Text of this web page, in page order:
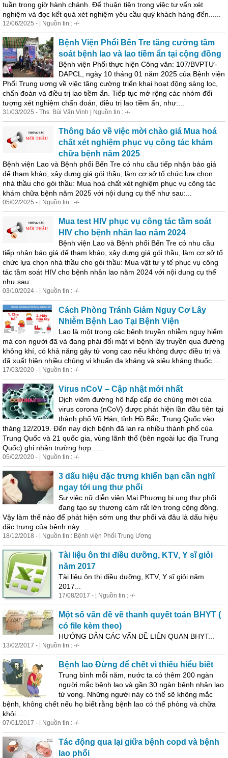
tuần trong giờ hành chánh. Để thuận tiện trong việc tư vấn xét
nghiệm và đọc kết quả xét nghiệm yêu cầu quý khách hàng đến......
12/06/2025 - | Nguồn tin : -/-
Bệnh Viện Phổi Bến Tre tăng cường tầm
soát bệnh lao và lao tiềm ẩn tại cộng đồng
Bệnh viện Phổi thực hiện Công văn: 107/BVPTƯ-
DAPCL, ngày 10 tháng 01 năm 2025 của Bệnh viện
Phổi Trung ương về việc tăng cường triển khai hoạt động sàng lọc,
chẩn đoán và điều trị lao tiềm ẩn. Tiếp tục mở rộng các nhóm đối
tượng xét nghiệm chẩn đoán, điều trị lao tiềm ẩn, như:...
31/03/2025 - Ths. Bùi Văn Vinh | Nguồn tin : -/-
Thông báo về việc mời chào giá Mua hoá
chất xét nghiệm phục vụ công tác khám
chữa bệnh năm 2025
Bệnh viện Lao và Bệnh phổi Bến Tre có nhu cầu tiếp nhận báo giá
để tham khảo, xây dựng giá gói thầu, làm cơ sở tổ chức lựa chọn
nhà thầu cho gói thầu: Mua hoá chất xét nghiệm phục vụ công tác
khám chữa bệnh năm 2025 với nội dung cụ thể như sau:...
05/02/2025 - | Nguồn tin : -/-
Mua test HIV phục vụ công tác tầm soát
HIV cho bệnh nhân lao năm 2024
Bệnh viện Lao và Bệnh phổi Bến Tre có nhu cầu
tiếp nhận báo giá để tham khảo, xây dựng giá gói thầu, làm cơ sở tổ
chức lựa chọn nhà thầu cho gói thầu: Mua vật tư y tế phục vụ công
tác tầm soát HIV cho bệnh nhân lao năm 2024 với nội dung cụ thể
như sau:...
03/10/2024 - | Nguồn tin : -/-
Cách Phòng Tránh Giảm Nguy Cơ Lây
Nhiễm Bệnh Lao Tại Bệnh Viện
Lao là một trong các bệnh truyền nhiễm nguy hiểm
mà con người đã và đang phải đối mặt vì bệnh lây truyền qua đường
không khí, có khả năng gây tử vong cao nếu không được điều trị và
đã xuất hiện nhiều chủng vi khuẩn đa kháng và siêu kháng thuốc....
17/03/2020 - | Nguồn tin : -/-
Virus nCoV – Cập nhật mới nhất
Dịch viêm đường hô hấp cấp do chủng mới của
virus corona (nCoV) được phát hiện lần đầu tiên tại
thành phố Vũ Hán, tỉnh Hồ Bắc, Trung Quốc vào
tháng 12/2019. Đến nay dịch bệnh đã lan ra nhiều thành phố của
Trung Quốc và 21 quốc gia, vùng lãnh thổ (bên ngoài lục địa Trung
Quốc) ghi nhận trường hợp......
05/02/2020 - | Nguồn tin : -/-
3 dấu hiệu đặc trưng khiến bạn cần nghĩ
ngay tới ung thư phổi
Sự việc nữ diễn viên Mai Phương bị ung thư phổi
đang tạo sự thương cảm rất lớn trong cộng đồng.
Vậy làm thế nào để phát hiện sớm ung thư phổi và đâu là dấu hiệu
đặc trưng của bệnh này......
18/12/2018 - | Nguồn tin : Bệnh viện Phổi Trung Ương
Tài liệu ôn thi điều dưỡng, KTV, Y sĩ giỏi
năm 2017
Tài liệu ôn thi điều dưỡng, KTV, Y sĩ giỏi năm
2017...
17/08/2017 - | Nguồn tin : -/-
Một số vấn đề về thanh quyết toán BHYT (
có file kèm theo)
HƯỚNG DẪN CÁC VẤN ĐỀ LIÊN QUAN BHYT...
13/02/2017 - | Nguồn tin : -/-
Bệnh lao Đừng để chết vì thiếu hiểu biết
Trung bình mỗi năm, nước ta có thêm 200 ngàn
người mắc bệnh lao và gần 30 ngàn bệnh nhân lao
tử vong. Những người này có thể sẽ không mắc
bệnh, không chết nếu họ biết rằng bệnh lao có thể phòng và chữa
khỏi…...
07/01/2017 - | Nguồn tin : -/-
Tác động qua lại giữa bệnh copd và bệnh
lao phổi